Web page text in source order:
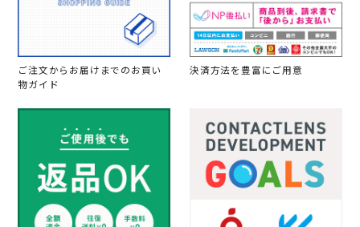
ご注文からお届けまでのお買い
物ガイド
決済方法を豊富にご用意